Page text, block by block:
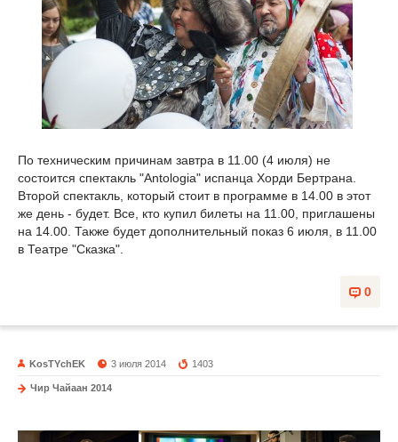
По техническим причинам завтра в 11.00 (4 июля) не
состоится спектакль "Antologia" испанца Хорди Бертрана.
Второй спектакль, который стоит в программе в 14.00 в этот
же день - будет. Все, кто купил билеты на 11.00, приглашены
на 14.00. Также будет дополнительный показ 6 июля, в 11.00
в Театре "Сказка".
0
KosTYchEK 3 июля 2014 1403
Чир Чайаан 2014